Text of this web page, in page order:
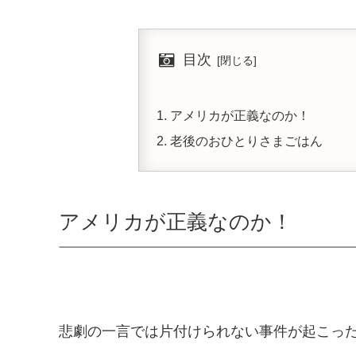
目次
アメリカが正義なのか！
老後のおひとりさまごはん
アメリカが正義なのか！
悲劇の一言では片付けられない事件が起こっ